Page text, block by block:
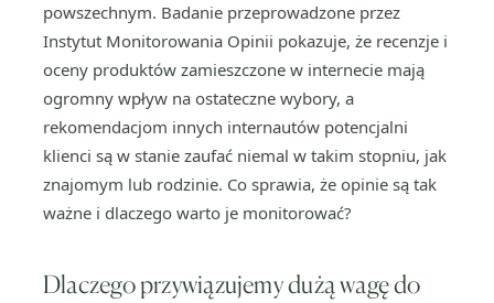
powszechnym. Badanie przeprowadzone przez
Instytut Monitorowania Opinii pokazuje, że recenzje i
oceny produktów zamieszczone w internecie mają
ogromny wpływ na ostateczne wybory, a
rekomendacjom innych internautów potencjalni
klienci są w stanie zaufać niemal w takim stopniu, jak
znajomym lub rodzinie. Co sprawia, że opinie są tak
ważne i dlaczego warto je monitorować?
Dlaczego przywiązujemy dużą wagę do